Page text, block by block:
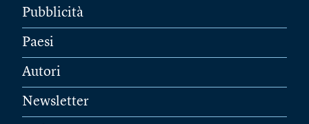
Pubblicità
Paesi
Autori
Newsletter